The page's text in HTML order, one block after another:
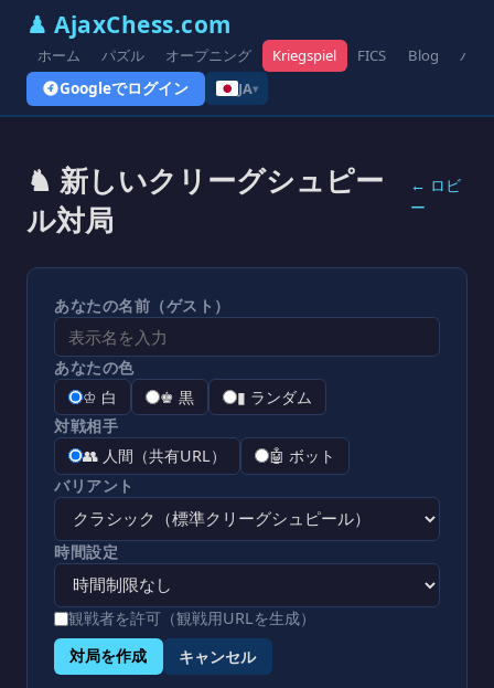
♟ AjaxChess.com
ホーム パズル オープニング Kriegspiel FICS Blog バリ
Googleでログイン JA▾
♞ 新しいクリーグシュピー
ル対局
← ロビ
ー
あなたの名前（ゲスト）
あなたの色
♔ 白
♚ 黒
▮ ランダム
対戦相手
👥 人間（共有URL）
🤖 ボット
バリアント
時間設定
観戦者を許可（観戦用URLを生成）
対局を作成 キャンセル